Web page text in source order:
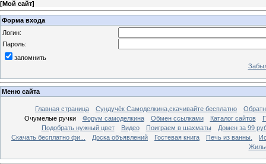
[Мой сайт]
Форма входа
Логин:
Пароль:
запомнить
Меню сайта
Главная страница Сундучёк Самоделкина,скачивайте бесплатно
Очумелые ручки
Форум самоделкина Обмен ссылками Каталог сайтов
Подобрать нужный цвет
Видео Поиграем в шахматы
Домен за 99
Скачать бесплатно фи...
Доска объявлений Гостевая книга Печь из ванны.